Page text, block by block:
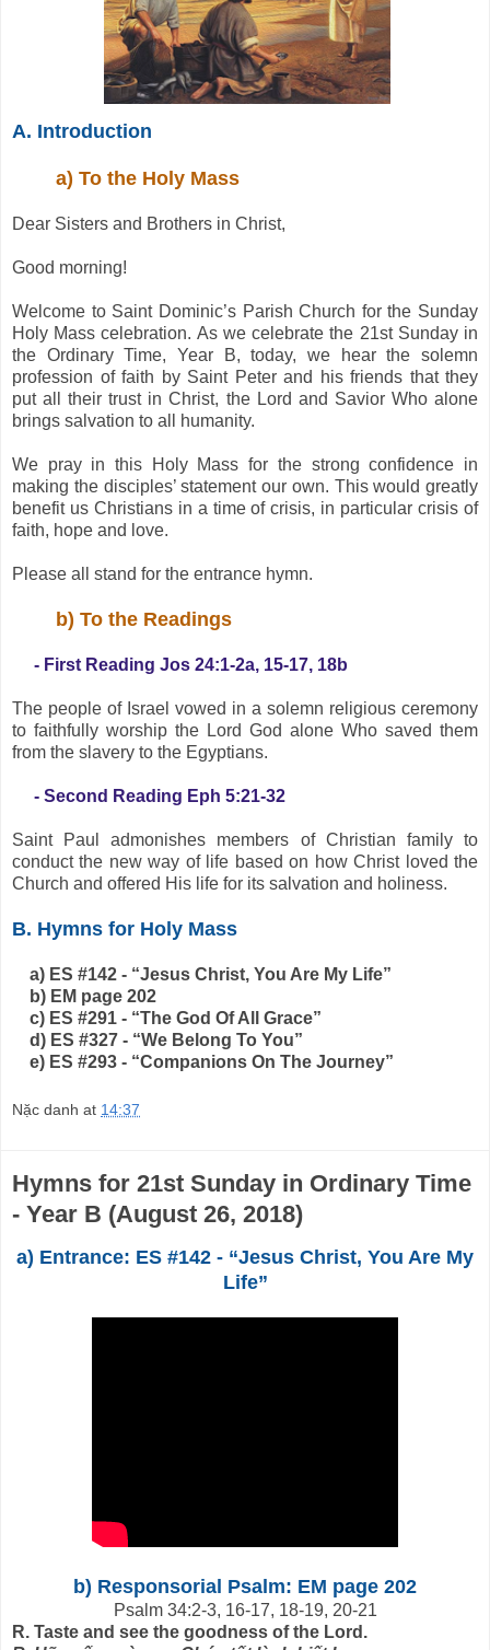
A. Introduction
a) To the Holy Mass
Dear Sisters and Brothers in Christ,
Good morning!
Welcome to Saint Dominic’s Parish Church for the Sunday
Holy Mass celebration. As we celebrate the 21st Sunday in
the Ordinary Time, Year B, today, we hear the solemn
profession of faith by Saint Peter and his friends that they
put all their trust in Christ, the Lord and Savior Who alone
brings salvation to all humanity.
We pray in this Holy Mass for the strong confidence in
making the disciples’ statement our own. This would greatly
benefit us Christians in a time of crisis, in particular crisis of
faith, hope and love.
Please all stand for the entrance hymn.
b) To the Readings
- First Reading Jos 24:1-2a, 15-17, 18b
The people of Israel vowed in a solemn religious ceremony
to faithfully worship the Lord God alone Who saved them
from the slavery to the Egyptians.
- Second Reading Eph 5:21-32
Saint Paul admonishes members of Christian family to
conduct the new way of life based on how Christ loved the
Church and offered His life for its salvation and holiness.
B. Hymns for Holy Mass
a) ES #142 - “Jesus Christ, You Are My Life”
b) EM page 202
c) ES #291 - “The God Of All Grace”
d) ES #327 - “We Belong To You”
e) ES #293 - “Companions On The Journey”
Nặc danh at 14:37
Hymns for 21st Sunday in Ordinary Time
- Year B (August 26, 2018)
a) Entrance: ES #142 - “Jesus Christ, You Are My
Life”
b) Responsorial Psalm: EM page 202
Psalm 34:2-3, 16-17, 18-19, 20-21
R. Taste and see the goodness of the Lord.